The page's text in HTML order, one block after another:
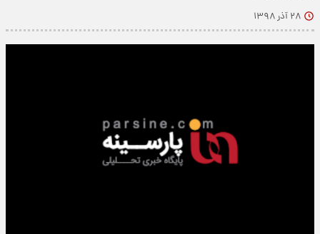
۲۸ آذر ۱۳۹۸